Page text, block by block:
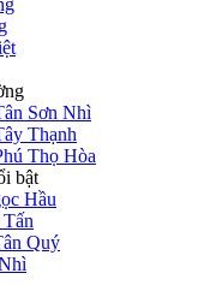
Sơn Nhì
Thạnh
Thọ Hòa
bật
Hầu
Quý